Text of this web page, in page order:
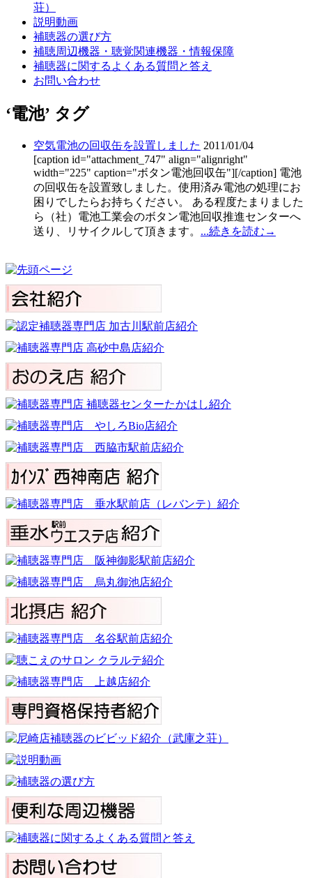
荘）
説明動画
補聴器の選び方
補聴周辺機器・聴覚関連機器・情報保障
補聴器に関するよくある質問と答え
お問い合わせ
‘電池’ タグ
空気電池の回収缶を設置しました 2011/01/04
[caption id="attachment_747" align="alignright"
width="225" caption="ボタン電池回収缶"][/caption] 電池
の回収缶を設置致しました。使用済み電池の処理にお
困りでしたらお持ちください。 ある程度たまりました
ら（社）電池工業会のボタン電池回収推進センターへ
送り、リサイクルして頂きます。 ...続きを読む→